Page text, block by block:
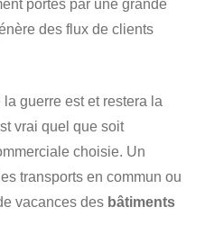
portés par une grande
des flux de clients
guerre est et restera la
vrai quel que soit
choisie. Un
transports en commun ou
vacances des bâtiments